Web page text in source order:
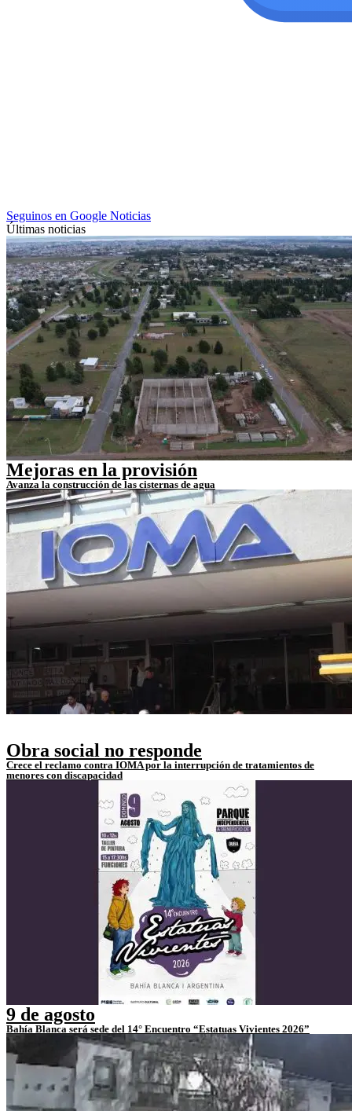
Seguinos en Google Noticias
Últimas noticias
Mejoras en la provisión
Avanza la construcción de las cisternas de agua
Obra social no responde
Crece el reclamo contra IOMA por la interrupción de tratamientos de
menores con discapacidad
9 de agosto
Bahía Blanca será sede del 14° Encuentro “Estatuas Vivientes 2026”